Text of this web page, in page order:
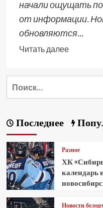
начали ощущать
от информации.
обновляются...
Читать далее
Последнее
Разное
ХК
календарь
Новости